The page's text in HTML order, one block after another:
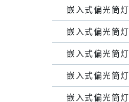
嵌⼊式偏光筒灯
嵌⼊式偏光筒灯
嵌⼊式偏光筒灯
嵌⼊式偏光筒灯
嵌⼊式偏光筒灯